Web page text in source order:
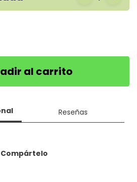
al carrito
Reseñas
Compártelo